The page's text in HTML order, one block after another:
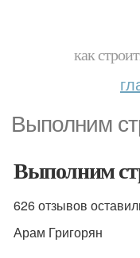
как
Выполним
Выполним
626 отзывов
Арам Григорян